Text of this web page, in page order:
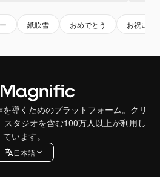
紙吹雪 おめでとう お祝い
導くためのプラットフォーム。クリ
タジオを含む100万人以上が利用し
ています。
日本語